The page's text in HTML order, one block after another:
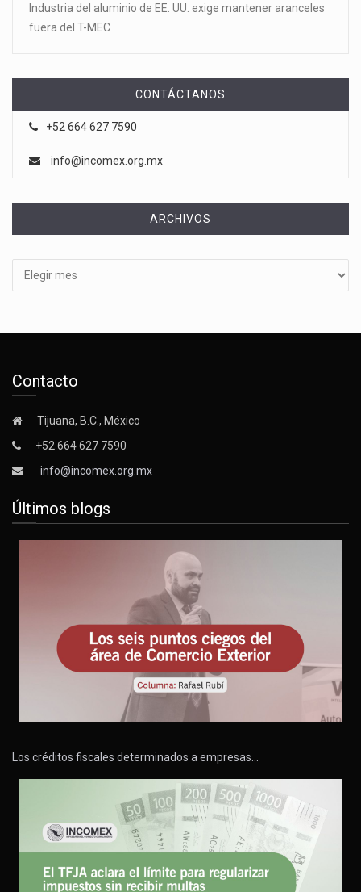
Industria del aluminio de EE. UU. exige mantener aranceles
fuera del T-MEC
CONTÁCTANOS
+52 664 627 7590
info@incomex.org.mx
ARCHIVOS
Contacto
Tijuana, B.C., México
+52 664 627 7590
info@incomex.org.mx
Últimos blogs
Los créditos fiscales determinados a empresas…